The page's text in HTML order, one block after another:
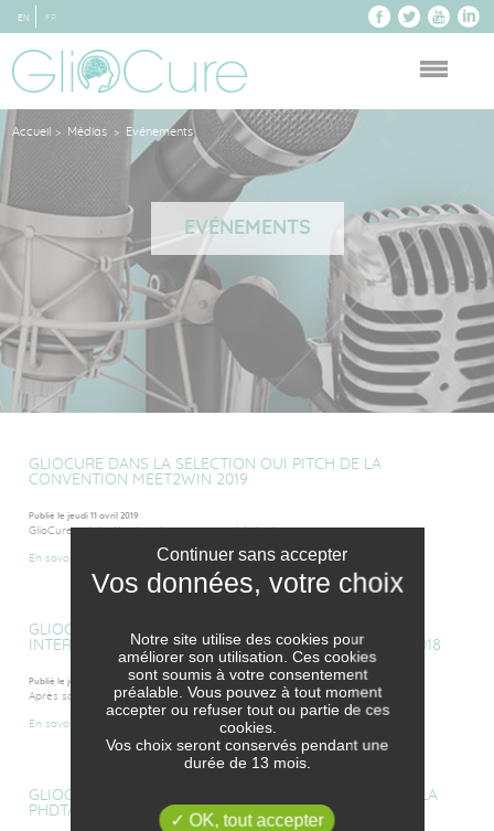
EN FR
Accueil > Médias > Evénements
EVÉNEMENTS
GLIOCURE DANS LA SÉLECTION OUI PITCH DE LA
CONVENTION MEET2WIN 2019
Publié le jeudi 11 avril 2019
GlioCure a été sélectionnée, par un comité de douze...
En savoir plus
GLIOCURE SÉLECTIONNÉE AUX 3ÈME RENCONTRES
INTERNATIONALES DE BIOTECHNOLOGIES ET À FTTI 2018
Publié le jeudi 8 février 2018
Après sa participation le 7 février 2018 aux 3ème Rencontres...
En savoir plus
GLIOCURE DANS LA SÉLECTION DES 10 START-UPS DE LA
PHDTALENT CAREER FAIR 2017
Notre site utilise des cookies pour
améliorer son utilisation. Ces cookies
sont soumis à votre consentement
préalable. Vous pouvez à tout moment
accepter ou refuser tout ou partie de ces
cookies.
Vos choix seront conservés pendant une
durée de 13 mois.
OK, tout accepter
Continuer sans accepter